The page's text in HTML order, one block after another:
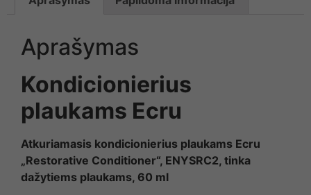
Aprašymas
Kondicionierius
plaukams Ecru
Atkuriamasis kondicionierius plaukams Ecru
„Restorative Conditioner“, ENYSRC2, tinka
dažytiems plaukams, 60 ml